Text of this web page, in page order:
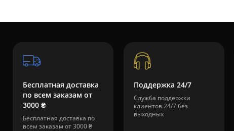
Бесплатная доставка
по всем заказам от
3000 ₴
Бесплатная доставка по
всем заказам от 3000 ₴
Поддержка 24/7
Служба поддержки
клиентов 24/7 без
выходных